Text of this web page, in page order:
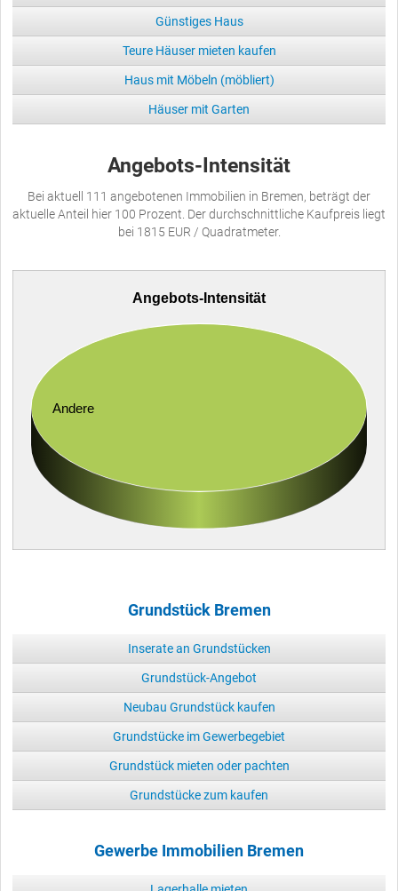
Günstiges Haus
Teure Häuser mieten kaufen
Haus mit Möbeln (möbliert)
Häuser mit Garten
Angebots-Intensität
Bei aktuell 111 angebotenen Immobilien in Bremen, beträgt der
aktuelle Anteil hier 100 Prozent. Der durchschnittliche Kaufpreis liegt
bei 1815 EUR / Quadratmeter.
Angebots-Intensität
Andere
Grundstück Bremen
Inserate an Grundstücken
Grundstück-Angebot
Neubau Grundstück kaufen
Grundstücke im Gewerbegebiet
Grundstück mieten oder pachten
Grundstücke zum kaufen
Gewerbe Immobilien Bremen